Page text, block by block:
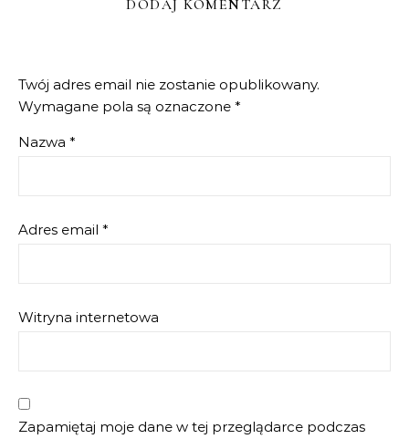
DODAJ KOMENTARZ
Twój adres email nie zostanie opublikowany.
Wymagane pola są oznaczone *
Nazwa *
Adres email *
Witryna internetowa
Zapamiętaj moje dane w tej przeglądarce podczas